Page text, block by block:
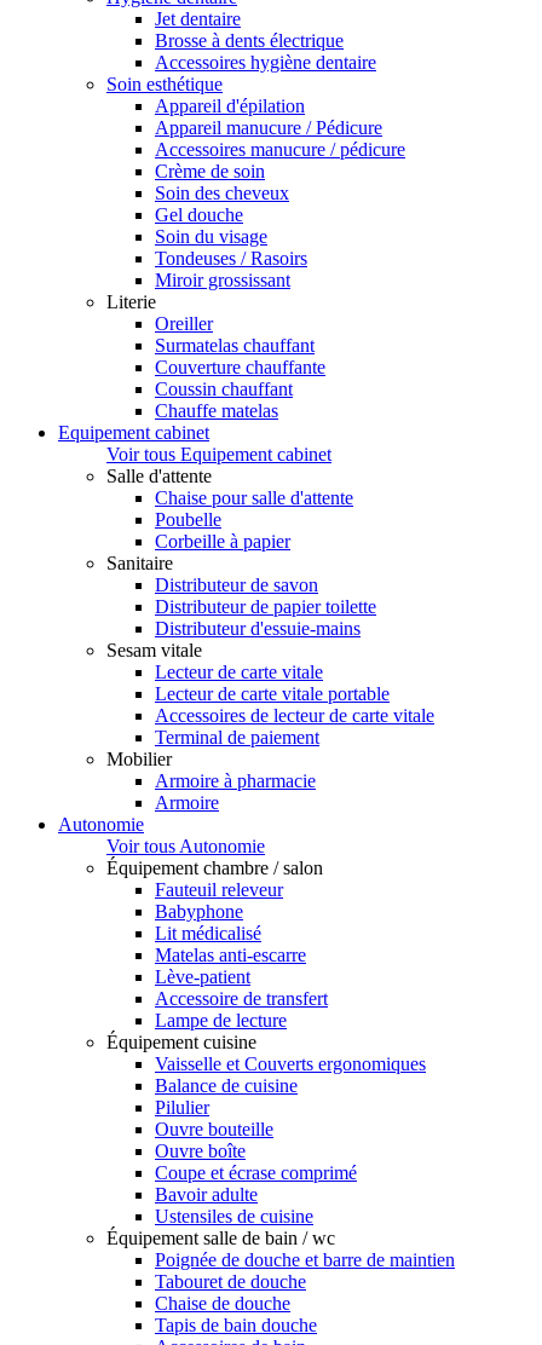
Jet dentaire
Brosse à dents électrique
Accessoires hygiène dentaire
Soin esthétique
Appareil d'épilation
Appareil manucure / Pédicure
Accessoires manucure / pédicure
Crème de soin
Soin des cheveux
Gel douche
Soin du visage
Tondeuses / Rasoirs
Miroir grossissant
Literie
Oreiller
Surmatelas chauffant
Couverture chauffante
Coussin chauffant
Chauffe matelas
Equipement cabinet
Voir tous Equipement cabinet
Salle d'attente
Chaise pour salle d'attente
Poubelle
Corbeille à papier
Sanitaire
Distributeur de savon
Distributeur de papier toilette
Distributeur d'essuie-mains
Sesam vitale
Lecteur de carte vitale
Lecteur de carte vitale portable
Accessoires de lecteur de carte vitale
Terminal de paiement
Mobilier
Armoire à pharmacie
Armoire
Autonomie
Voir tous Autonomie
Équipement chambre / salon
Fauteuil releveur
Babyphone
Lit médicalisé
Matelas anti-escarre
Lève-patient
Accessoire de transfert
Lampe de lecture
Équipement cuisine
Vaisselle et Couverts ergonomiques
Balance de cuisine
Pilulier
Ouvre bouteille
Ouvre boîte
Coupe et écrase comprimé
Bavoir adulte
Ustensiles de cuisine
Équipement salle de bain / wc
Poignée de douche et barre de maintien
Tabouret de douche
Chaise de douche
Tapis de bain douche